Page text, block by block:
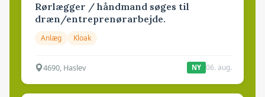
Rørlægger / håndmand søges til
dræn/entreprenørarbejde.
Anlæg Kloak
4690, Haslev NY 06. aug.